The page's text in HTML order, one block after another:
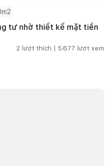
tư nhờ thiết kế mặt tiền
2 lượt thích | 5.677 lượt xem